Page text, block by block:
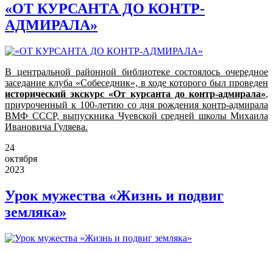
«ОТ КУРСАНТА ДО КОНТР-
АДМИРАЛА»
В центральной районной библиотеке состоялось очередное
заседание клуба «Собеседник», в ходе которого был проведен
исторический экскурс «От курсанта до контр-адмирала»,
приуроченный к 100-летию со дня рождения контр-адмирала
ВМФ СССР, выпускника Чуевской средней школы Михаила
Ивановича Гуляева.
24
октября
2023
Урок мужества «Жизнь и подвиг
земляка»